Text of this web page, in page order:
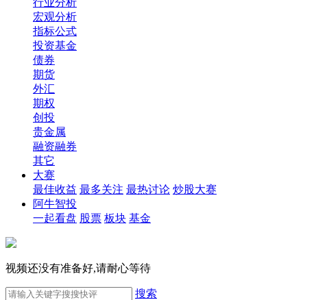
行业分析
宏观分析
指标公式
投资基金
债券
期货
外汇
期权
创投
贵金属
融资融券
其它
大赛
最佳收益 最多关注 最热讨论 炒股大赛
阿牛智投
一起看盘 股票 板块 基金
视频还没有准备好,请耐心等待
搜索